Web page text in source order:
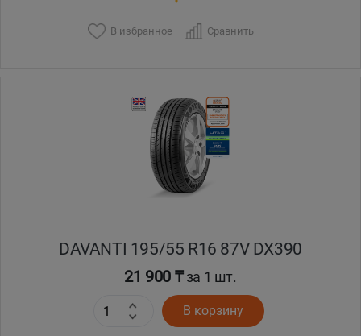
В избранное Сравнить
DAVANTI 195/55 R16 87V DX390
21 900 ₸за 1 шт.
В корзину